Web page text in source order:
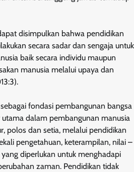
disimpulkan bahwa pendidikan
secara sadar dan sengaja untuk
baik secara individu maupun
manusia melalui upaya dan
fondasi pembangunan bangsa
dalam pembangunan manusia
polos dan setia, melalui pendidikan
pengetahuan, keterampilan, nilai –
diperlukan untuk menghadapi
zaman. Pendidikan tidak